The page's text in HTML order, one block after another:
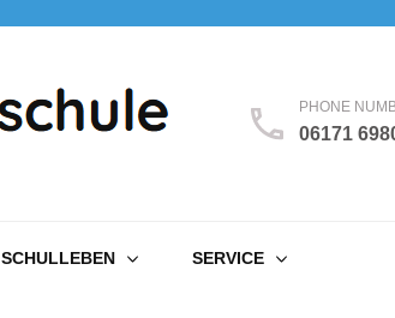
PHONE
06171
SCHULLEBEN SERVICE